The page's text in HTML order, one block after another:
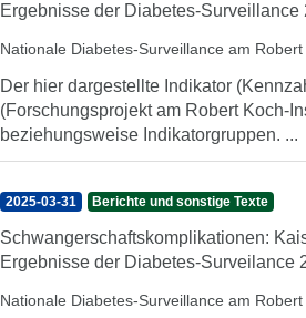
Ergebnisse der Diabetes-Surveillance
Nationale Diabetes-Surveillance am
Der hier dargestellte Indikator
(Forschungsprojekt am Robert Koch-
beziehungsweise Indikatorgruppen. ...
2025-03-31 Berichte und sonstige Texte
Schwangerschaftskomplikationen:
Ergebnisse der Diabetes-Surveilance
Nationale Diabetes-Surveillance am